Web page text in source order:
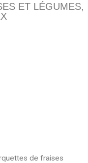
ET LÉGUMES,
de fraises